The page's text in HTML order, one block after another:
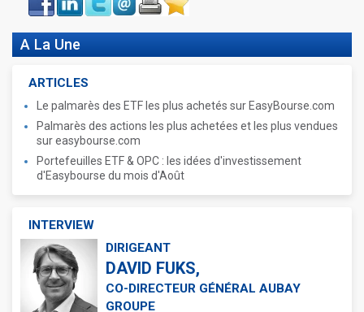
book
A La Une
ARTICLES
Le palmarès des ETF les plus achetés sur EasyBourse.com
Palmarès des actions les plus achetées et les plus vendues
sur easybourse.com
Portefeuilles ETF & OPC : les idées d'investissement
d'Easybourse du mois d'Août
INTERVIEW
DIRIGEANT
DAVID FUKS,
CO-DIRECTEUR GÉNÉRAL AUBAY
GROUPE